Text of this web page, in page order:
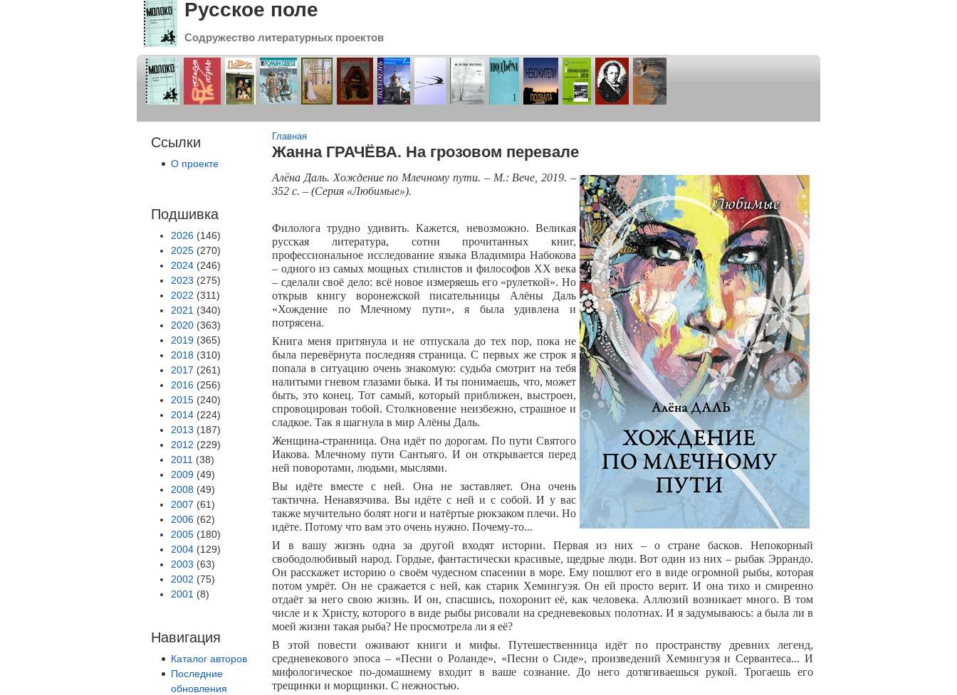
Русское поле
Содружество литературных проектов
Ссылки
О проекте
Подшивка
2026 (146)
2025 (270)
2024 (246)
2023 (275)
2022 (311)
2021 (340)
2020 (363)
2019 (365)
2018 (310)
2017 (261)
2016 (256)
2015 (240)
2014 (224)
2013 (187)
2012 (229)
2011 (38)
2009 (49)
2008 (49)
2007 (61)
2006 (62)
2005 (180)
2004 (129)
2003 (63)
2002 (75)
2001 (8)
Навигация
Каталог авторов
Последние
обновления
Вы здесь
Главная
Жанна ГРАЧЁВА. На грозовом перевале
Алёна Даль. Хождение по Млечному пути. – М.: Вече, 2019. –
352 с. – (Серия «Любимые»).
Филолога трудно удивить. Кажется, невозможно. Великая
русская литература, сотни прочитанных книг,
профессиональное исследование языка Владимира Набокова
– одного из самых мощных стилистов и философов ХХ века
– сделали своё дело: всё новое измеряешь его «рулеткой». Но
открыв книгу воронежской писательницы Алёны Даль
«Хождение по Млечному пути», я была удивлена и
потрясена.
Книга меня притянула и не отпускала до тех пор, пока не
была перевёрнута последняя страница. С первых же строк я
попала в ситуацию очень знакомую: судьба смотрит на тебя
налитыми гневом глазами быка. И ты понимаешь, что, может
быть, это конец. Тот самый, который приближен, выстроен,
спровоцирован тобой. Столкновение неизбежно, страшное и
сладкое. Так я шагнула в мир Алёны Даль.
Женщина-странница. Она идёт по дорогам. По пути Святого
Иакова. Млечному пути Сантьяго. И он открывается перед
ней поворотами, людьми, мыслями.
Вы идёте вместе с ней. Она не заставляет. Она очень
тактична. Ненавязчива. Вы идёте с ней и с собой. И у вас
также мучительно болят ноги и натёртые рюкзаком плечи. Но
идёте. Потому что вам это очень нужно. Почему-то...
И в вашу жизнь одна за другой входят истории. Первая из них – о стране басков. Непокорный
свободолюбивый народ. Гордые, фантастически красивые, щедрые люди. Вот один из них – рыбак Эррандо.
Он расскажет историю о своём чудесном спасении в море. Ему пошлют его в виде огромной рыбы, которая
потом умрёт. Он не сражается с ней, как старик Хемингуэя. Он ей просто верит. И она тихо и смиренно
отдаёт за него свою жизнь. И он, спасшись, похоронит её, как человека. Аллюзий возникает много. В том
числе и к Христу, которого в виде рыбы рисовали на средневековых полотнах. И я задумываюсь: а была ли в
моей жизни такая рыба? Не просмотрела ли я её?
В этой повести оживают книги и мифы. Путешественница идёт по пространству древних легенд,
средневекового эпоса – «Песни о Роланде», «Песни о Сиде», произведений Хемингуэя и Сервантеса... И
мифологическое по-домашнему входит в ваше сознание. До него дотягиваешься рукой. Трогаешь его
трещинки и морщинки. С нежностью.